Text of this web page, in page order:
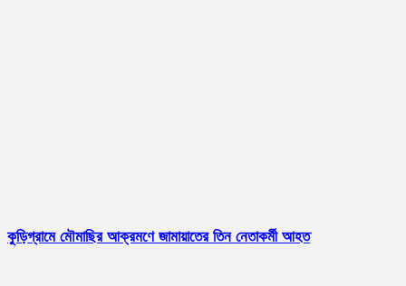
কুড়িগ্রামে মৌমাছির আক্রমণে জামায়াতের তিন নেতাকর্মী আহত